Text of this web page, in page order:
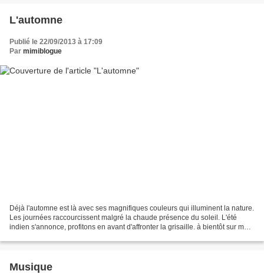
L'automne
Publié le 22/09/2013 à 17:09
Par mimiblogue
Déjà l'automne est là avec ses magnifiques couleurs qui illuminent la nature.
Les journées raccourcissent malgré la chaude présence du soleil. L'été
indien s'annonce, profitons en avant d'affronter la grisaille. à bientôt sur mon
Musique